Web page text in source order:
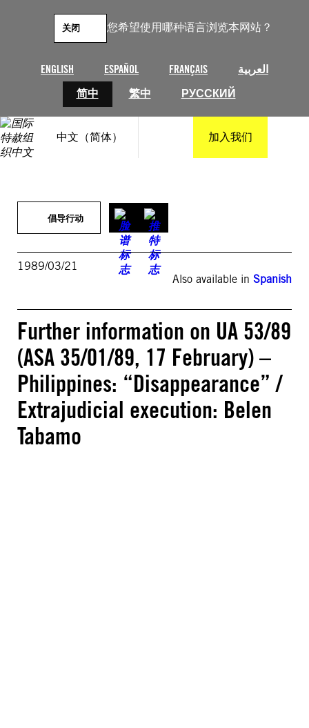
您希望使用哪种语言浏览本网站？
ENGLISH ESPAÑOL FRANÇAIS
العربية
简中
繁中 РУССКИЙ
关闭
中文（简体） 加入我们
倡导行动
1989/03/21
Also available in Spanish
Further information on UA 53/89
(ASA 35/01/89, 17 February) –
Philippines: “Disappearance” /
Extrajudicial execution: Belen
Tabamo